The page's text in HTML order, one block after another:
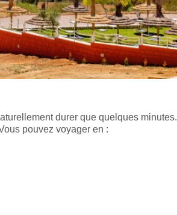
durer que quelques minutes.
pouvez voyager en :